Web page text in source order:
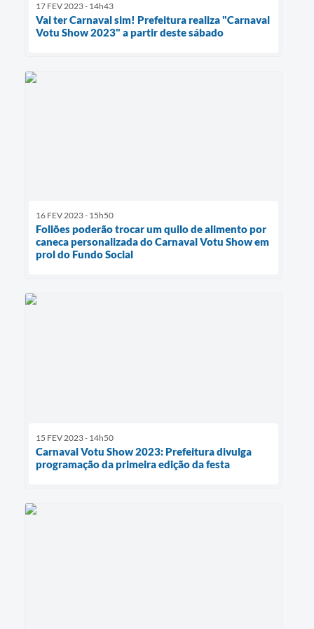
17 FEV 2023 - 14h43
Vai ter Carnaval sim! Prefeitura realiza "Carnaval
Votu Show 2023" a partir deste sábado
16 FEV 2023 - 15h50
Foliões poderão trocar um quilo de alimento por
caneca personalizada do Carnaval Votu Show em
prol do Fundo Social
15 FEV 2023 - 14h50
Carnaval Votu Show 2023: Prefeitura divulga
programação da primeira edição da festa